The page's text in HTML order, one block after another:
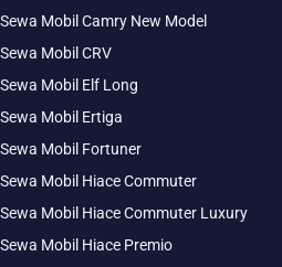
Sewa Mobil Camry New Model
Sewa Mobil CRV
Sewa Mobil Elf Long
Sewa Mobil Ertiga
Sewa Mobil Fortuner
Sewa Mobil Hiace Commuter
Sewa Mobil Hiace Commuter Luxury
Sewa Mobil Hiace Premio